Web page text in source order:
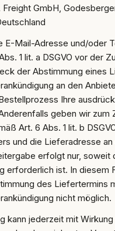
GmbH,
E-Mail-Adresse und/oder
1 lit. a DSGVO vor der
der Abstimmung eines
an den
Ihre
geben wir zum
Art. 6 Abs. 1 lit. b
und die Lieferadresse
erfolgt nur, soweit
erforderlich ist. In diesem
des Liefertermins
nicht möglich.
kann jederzeit mit